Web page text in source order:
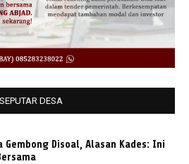
SEPUTAR DESA
Gembong Disoal, Alasan Kades: Ini